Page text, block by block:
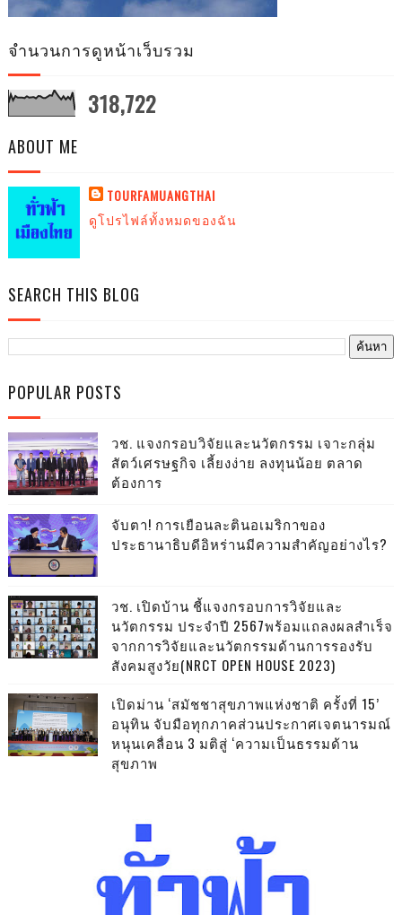
จำนวนการดูหน้าเว็บรวม
318,722
ABOUT ME
TOURFAMUANGTHAI
ดูโปรไฟล์ทั้งหมดของฉัน
SEARCH THIS BLOG
POPULAR POSTS
วช. แจงกรอบวิจัยและนวัตกรรม เจาะกลุ่ม
สัตว์เศรษฐกิจ เลี้ยงง่าย ลงทุนน้อย ตลาด
ต้องการ
จับตา! การเยือนละตินอเมริกาของ
ประธานาธิบดีอิหร่านมีความสำคัญอย่างไร?
วช. เปิดบ้าน ชี้แจงกรอบการวิจัยและ
นวัตกรรม ประจำปี 2567พร้อมแถลงผลสำเร็จ
จากการวิจัยและนวัตกรรมด้านการรองรับ
สังคมสูงวัย(NRCT OPEN HOUSE 2023)
เปิดม่าน ‘สมัชชาสุขภาพแห่งชาติ ครั้งที่ 15’
อนุทิน จับมือทุกภาคส่วนประกาศเจตนารมณ์
หนุนเคลื่อน 3 มติสู่ ‘ความเป็นธรรมด้าน
สุขภาพ